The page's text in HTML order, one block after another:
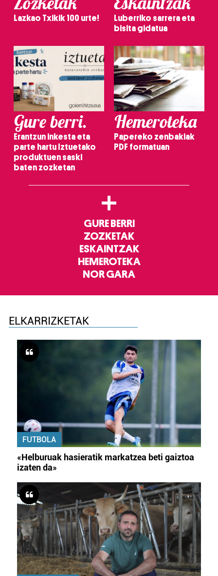
Lazkao Txikik 100 urte!
Luberriko sarrera eta
bisita gidatua
Gure berri.
Erantzun inkesta eta
parte hartu Iztuetako
produktuen saski
baten zozketan
Hemeroteka
Papereko zenbakiak
PDF formatuan
+
GURE BERRI
ZOZKETAK
ESKAINTZAK
HEMEROTEKA
NOR GARA
ELKARRIZKETAK
FUTBOLA
«Helburuak hasieratik markatzea beti gaiztoa
izaten da»